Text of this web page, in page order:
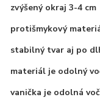
zvýšený okraj 3-4 cm
protišmykový
stabilný tvar aj po
materiál je odolný
vanička je odolná